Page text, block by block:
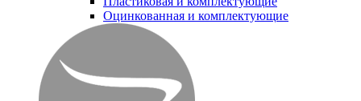
Оцинкованная и комплектующие